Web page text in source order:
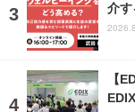
介す
【